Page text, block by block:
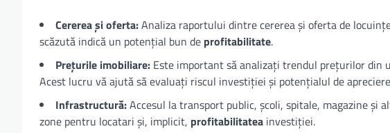
Cererea și oferta:Analiza raportului dintre cererea și oferta de
scăzută indică un potențial bun de profitabilitate.
Prețurile imobiliare: Este important să analizați trendul prețurilor din
Acest lucru vă ajută să evaluați riscul investiției și potențialul de
Infrastructură:Accesul la transport public, școli, spitale, magazine
zone pentru locatari și, implicit, profitabilitatea investiției.